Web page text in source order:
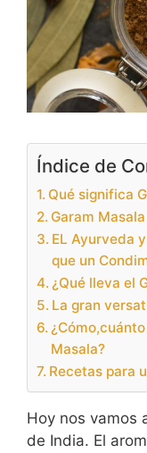
Índice de
Qué significa
Garam
EL Ayurveda
que un
¿Qué lleva el
La gran
Masala?
Recetas para
Hoy nos vamos
de India. El